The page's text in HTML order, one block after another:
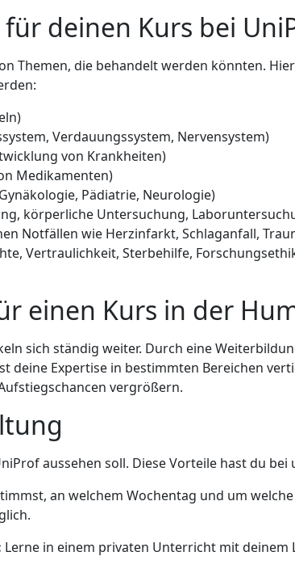
deinen Kurs bei
Themen, die behandelt werden könnten.
Verdauungssystem, Nervensystem)
von Krankheiten)
Medikamenten)
Pädiatrie, Neurologie)
körperliche Untersuchung,
Notfällen wie Herzinfarkt, Schlaganfall,
Vertraulichkeit, Sterbehilfe,
einen Kurs in der
sich ständig weiter. Durch eine
deine Expertise in bestimmten Bereichen
vergrößern.
aussehen soll. Diese Vorteile hast du bei
an welchem Wochentag und um
Lerne in einem privaten Unterricht mit